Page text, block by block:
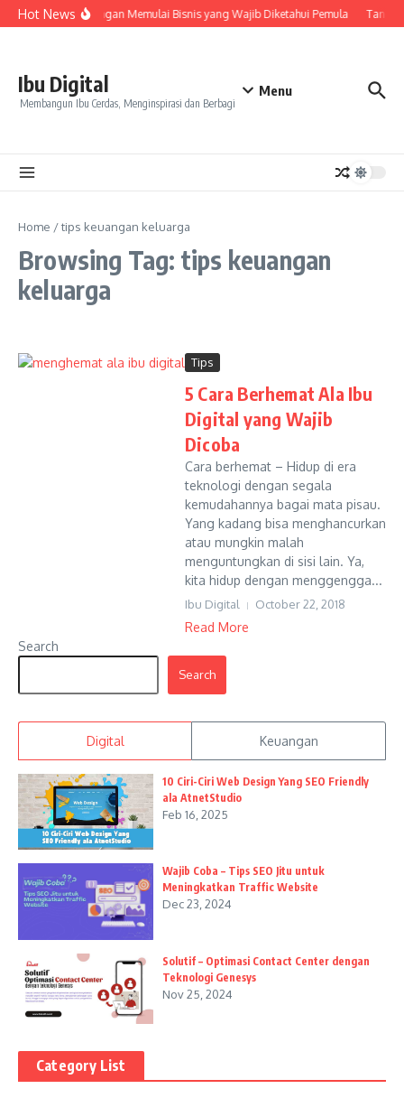
Skip to content
Hot News7 Keuntungan Memulai Bisnis yang Wajib Diketahui Pemula Tanda
Ibu Digital
Membangun Ibu Cerdas, Menginspirasi dan Berbagi
Menu
Home /tips keuangan keluarga
Browsing Tag: tips keuangan
keluarga
Tips
5 Cara Berhemat Ala Ibu
Digital yang Wajib
Dicoba
Cara berhemat – Hidup di era
teknologi dengan segala
kemudahannya bagai mata pisau.
Yang kadang bisa menghancurkan
atau mungkin malah
menguntungkan di sisi lain. Ya,
kita hidup dengan menggengga...
Ibu Digital October 22, 2018
Read More
Search
Search
Digital Keuangan
10 Ciri-Ciri Web Design Yang SEO Friendly
ala AtnetStudio
Feb 16, 2025
Wajib Coba – Tips SEO Jitu untuk
Meningkatkan Traffic Website
Dec 23, 2024
Solutif – Optimasi Contact Center dengan
Teknologi Genesys
Nov 25, 2024
Category List